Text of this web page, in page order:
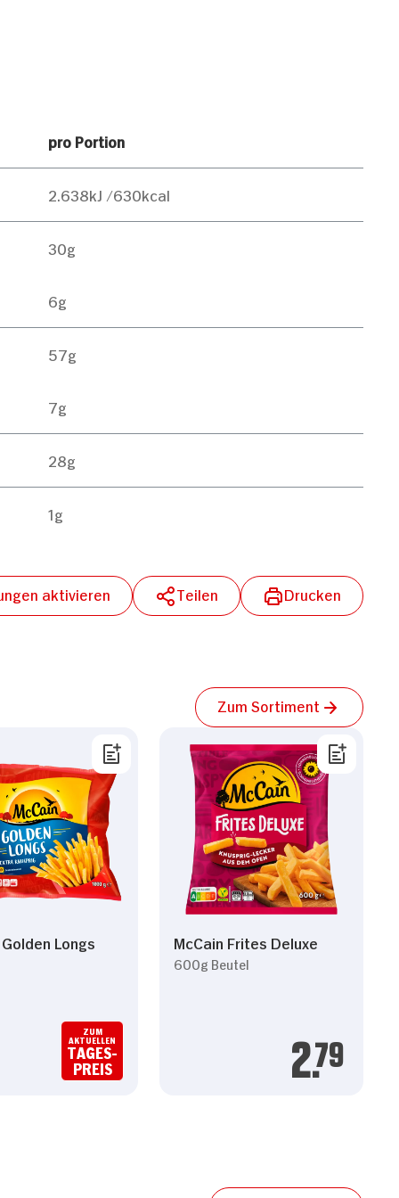
Alle zulassen
pro Portion
2.638kJ /630kcal
30g
6g
57g
7g
28g
1g
aktivieren Teilen Drucken
Zum Sortiment
Longs
ZUM
AKTUELLEN
TAGES-
PREIS
McCain Frites Deluxe
600g Beutel
2.79